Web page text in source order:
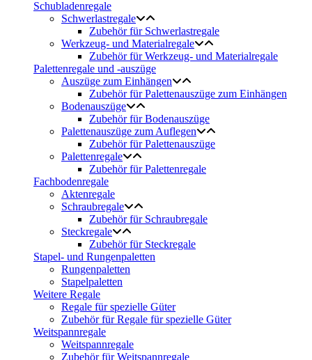
Schubladenregale
Schwerlastregale
Zubehör für Schwerlastregale
Werkzeug- und Materialregale
Zubehör für Werkzeug- und Materialregale
Palettenregale und -auszüge
Auszüge zum Einhängen
Zubehör für Palettenauszüge zum Einhängen
Bodenauszüge
Zubehör für Bodenauszüge
Palettenauszüge zum Auflegen
Zubehör für Palettenauszüge
Palettenregale
Zubehör für Palettenregale
Fachbodenregale
Aktenregale
Schraubregale
Zubehör für Schraubregale
Steckregale
Zubehör für Steckregale
Stapel- und Rungenpaletten
Rungenpaletten
Stapelpaletten
Weitere Regale
Regale für spezielle Güter
Zubehör für Regale für spezielle Güter
Weitspannregale
Weitspannregale
Zubehör für Weitspannregale